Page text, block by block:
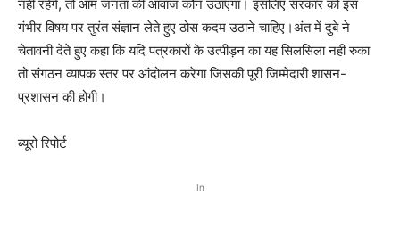
नहीं रहेंगे, तो आम जनता की आवाज कौन उठाएगा। इसलिए सरकार को इस
गंभीर विषय पर तुरंत संज्ञान लेते हुए ठोस कदम उठाने चाहिए।अंत में दुबे ने
चेतावनी देते हुए कहा कि यदि पत्रकारों के उत्पीड़न का यह सिलसिला नहीं रुका
तो संगठन व्यापक स्तर पर आंदोलन करेगा जिसकी पूरी जिम्मेदारी शासन-
प्रशासन की होगी।
ब्यूरो रिपोर्ट
In